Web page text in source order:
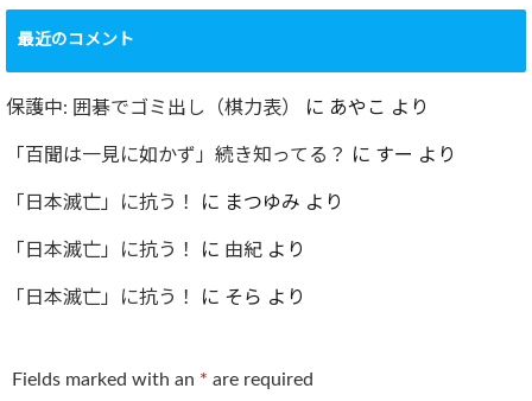
最近のコメント
保護中: 囲碁でゴミ出し（棋力表） に あやこ より
「百聞は一見に如かず」続き知ってる？ に すー より
「日本滅亡」に抗う！ に まつゆみ より
「日本滅亡」に抗う！ に 由紀 より
「日本滅亡」に抗う！ に そら より
Fields marked with an * are required